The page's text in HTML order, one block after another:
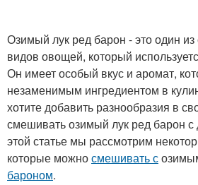
Озимый лук ред барон - это один
видов овощей, который
Он имеет особый вкус и аромат,
незаменимым ингредиентом в
хотите добавить разнообразия в
смешивать озимый лук ред барон
этой статье мы рассмотрим
которые можносмешивать с
бароном.